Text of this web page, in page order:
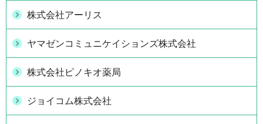
株式会社アーリス
ヤマゼンコミュニケイションズ株式会社
株式会社ピノキオ薬局
ジョイコム株式会社